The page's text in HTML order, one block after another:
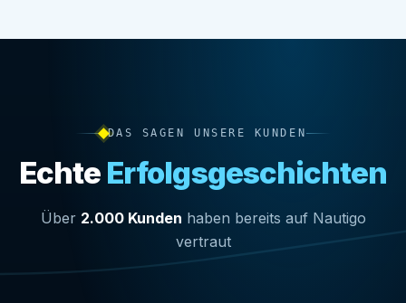
DAS SAGEN UNSERE KUNDEN
Echte Erfolgsgeschichten
Über 2.000 Kunden haben bereits auf Nautigo
vertraut